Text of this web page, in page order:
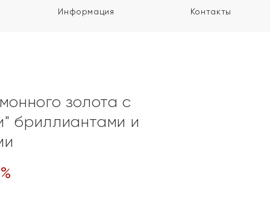
Информация Контакты
золота с
бриллиантами и
%